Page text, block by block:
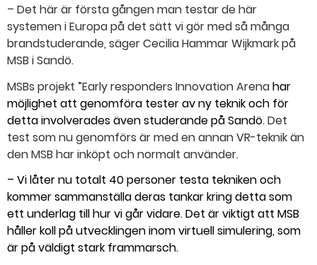
– Det här är första gången man testar de här
systemen i Europa på det sätt vi gör med så många
brandstuderande, säger Cecilia Hammar Wijkmark på
MSB i Sandö.
MSBs projekt ”Early responders Innovation Arenahar
möjlighet att genomföra tester av ny teknik och för
detta involverades även studerande på Sandö. Det
test som nu genomförs är med en annan VR-teknik än
den MSB har inköpt och normalt använder.
– Vi låter nu totalt 40 personer testa tekniken och
kommer sammanställa deras tankar kring detta som
ett underlag till hur vi går vidare. Det är viktigt att MSB
håller koll på utvecklingen inom virtuell simulering, som
är på väldigt stark frammarsch.